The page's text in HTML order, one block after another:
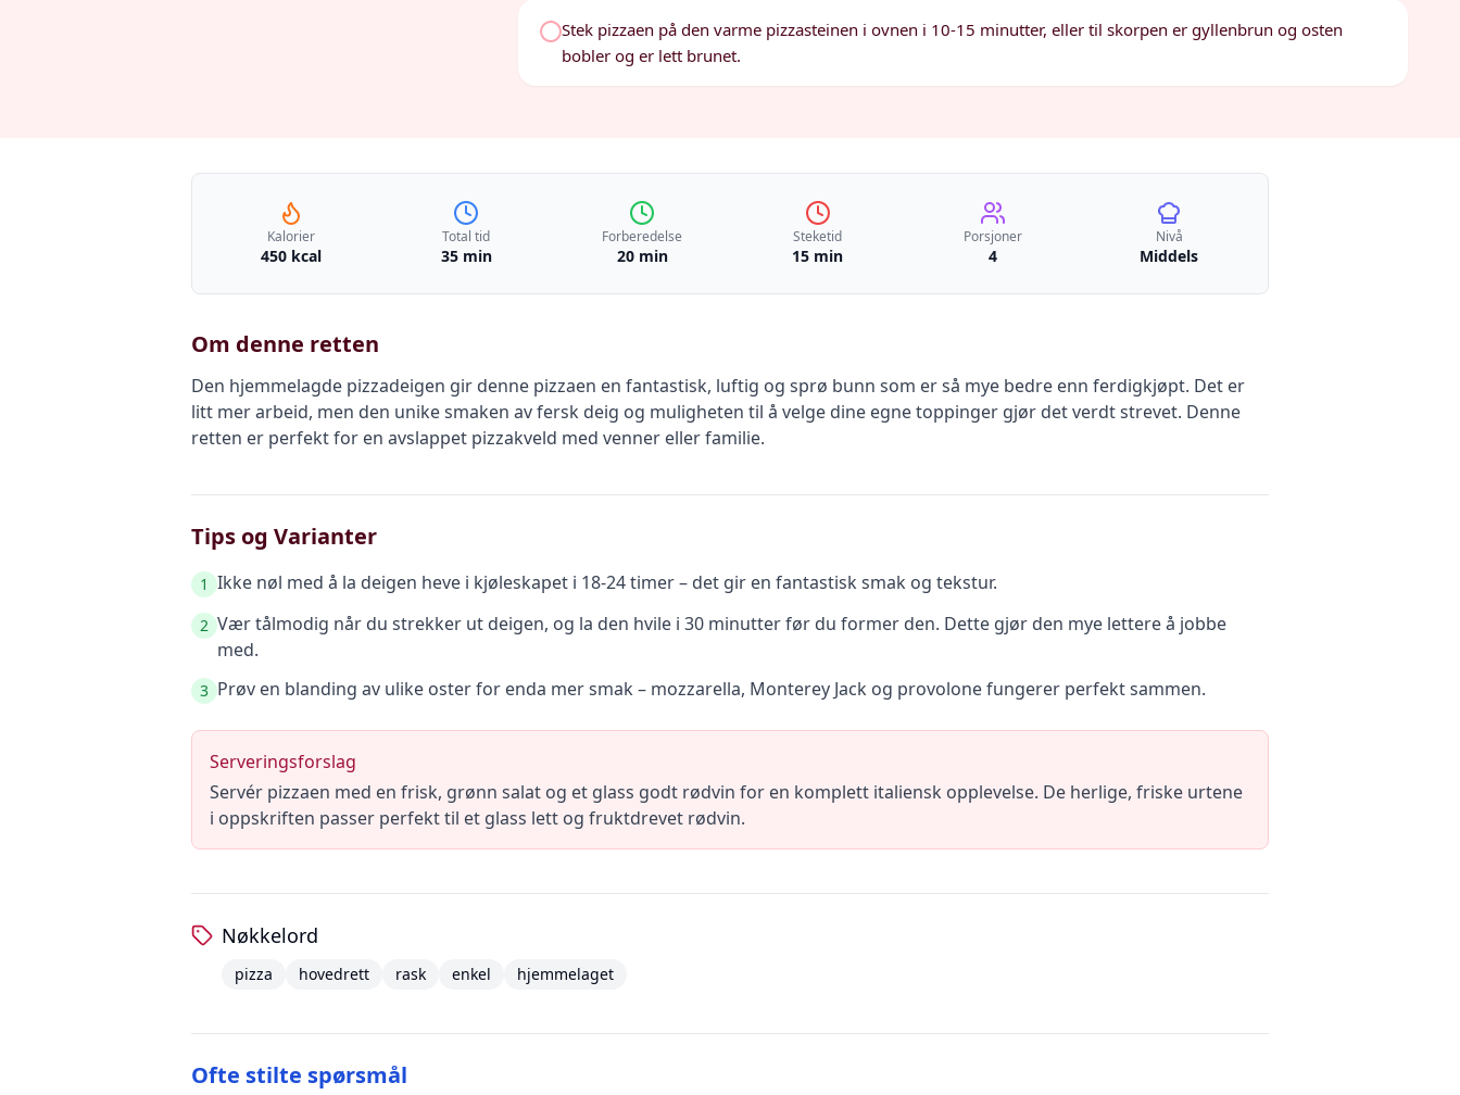
Stek pizzaen på den varme pizzasteinen i ovnen i 10-15 minutter, eller til skorpen er gyllenbrun og osten
bobler og er lett brunet.
Kalorier
450 kcal
Total tid
35 min
Forberedelse
20 min
Steketid
15 min
Porsjoner
4
Nivå
Middels
Om denne retten
Den hjemmelagde pizzadeigen gir denne pizzaen en fantastisk, luftig og sprø bunn som er så mye bedre enn ferdigkjøpt. Det er
litt mer arbeid, men den unike smaken av fersk deig og muligheten til å velge dine egne toppinger gjør det verdt strevet. Denne
retten er perfekt for en avslappet pizzakveld med venner eller familie.
Tips og Varianter
1 Ikke nøl med å la deigen heve i kjøleskapet i 18-24 timer – det gir en fantastisk smak og tekstur.
2 Vær tålmodig når du strekker ut deigen, og la den hvile i 30 minutter før du former den. Dette gjør den mye lettere å jobbe
med.
3 Prøv en blanding av ulike oster for enda mer smak – mozzarella, Monterey Jack og provolone fungerer perfekt sammen.
Serveringsforslag
Servér pizzaen med en frisk, grønn salat og et glass godt rødvin for en komplett italiensk opplevelse. De herlige, friske urtene
i oppskriften passer perfekt til et glass lett og fruktdrevet rødvin.
Nøkkelord
pizza hovedrett rask enkel hjemmelaget
Ofte stilte spørsmål